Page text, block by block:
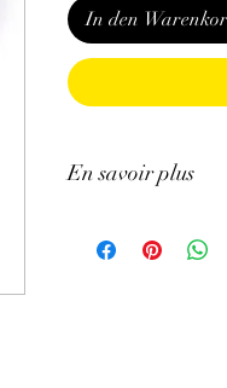
In den
En savoir plus
n'exclut en aucun